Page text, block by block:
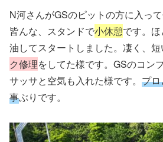
N河さんがGSのピットの方に入って
皆んな、スタンドで小休憩です。
油してスタートしました。凄く、短
ク修理をしてた様です。GSのコン
サッサと空気も入れた様です。 プ
事ぶりです。